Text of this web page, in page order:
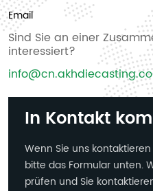
Email
Sind Sie an einer
interessiert?
In Kontakt
Wenn Sie uns
bitte das Formular unten.
prüfen und Sie